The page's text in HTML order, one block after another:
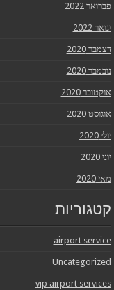
פברואר 2022
ינואר 2022
דצמבר 2020
נובמבר 2020
אוקטובר 2020
אוגוסט 2020
יולי 2020
יוני 2020
מאי 2020
קטגוריות
airport service
Uncategorized
vip airport services